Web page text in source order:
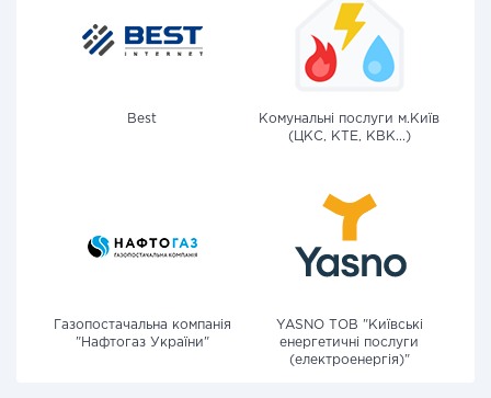
Best
Комунальні послуги м.Київ
(ЦКС, КТЕ, КВК...)
Газопостачальна компанія
"Нафтогаз України"
YASNO ТОВ "Київські
енергетичні послуги
(електроенергія)"